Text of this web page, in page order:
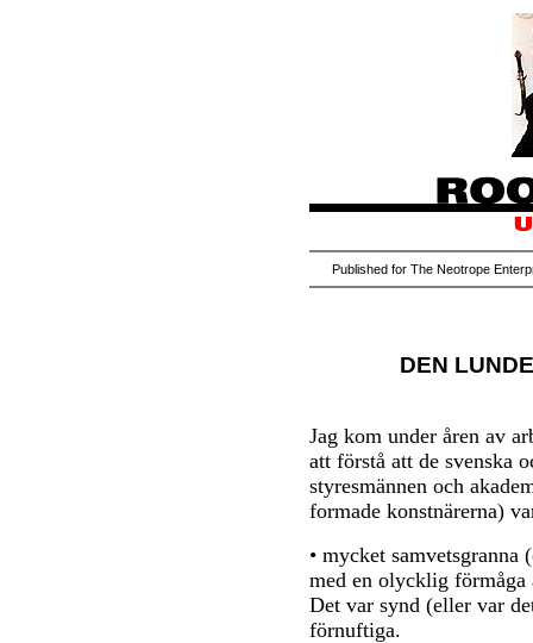
Published for The Neotrope
DEN
Jag kom under åren av
att förstå att de svenska
styresmännen och
formade konstnärerna)
• mycket samvetsgranna
med en olycklig
Det var synd (eller var
förnuftiga.